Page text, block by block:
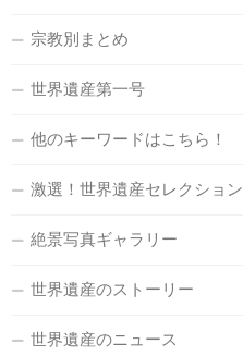
宗教別まとめ
世界遺産第一号
他のキーワードはこちら！
激選！世界遺産セレクション
絶景写真ギャラリー
世界遺産のストーリー
世界遺産のニュース